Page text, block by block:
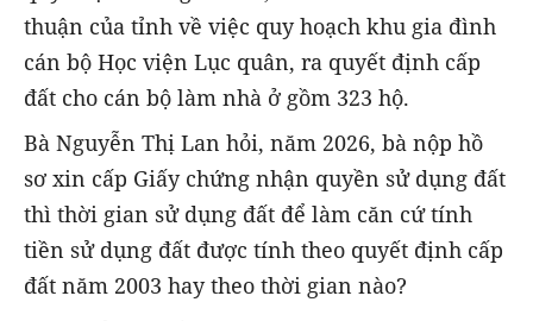
thuận của tỉnh về việc quy hoạch khu gia đình
cán bộ Học viện Lục quân, ra quyết định cấp
đất cho cán bộ làm nhà ở gồm 323 hộ.
Bà Nguyễn Thị Lan hỏi, năm 2026, bà nộp hồ
sơ xin cấp Giấy chứng nhận quyền sử dụng đất
thì thời gian sử dụng đất để làm căn cứ tính
tiền sử dụng đất được tính theo quyết định cấp
đất năm 2003 hay theo thời gian nào?